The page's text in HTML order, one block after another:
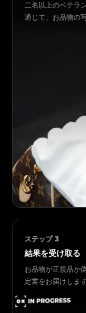
二名以上のベテラ
通じて、お品物の
ステップ 3
結果を受け取る
お品物が正規品か
定書をお届けします